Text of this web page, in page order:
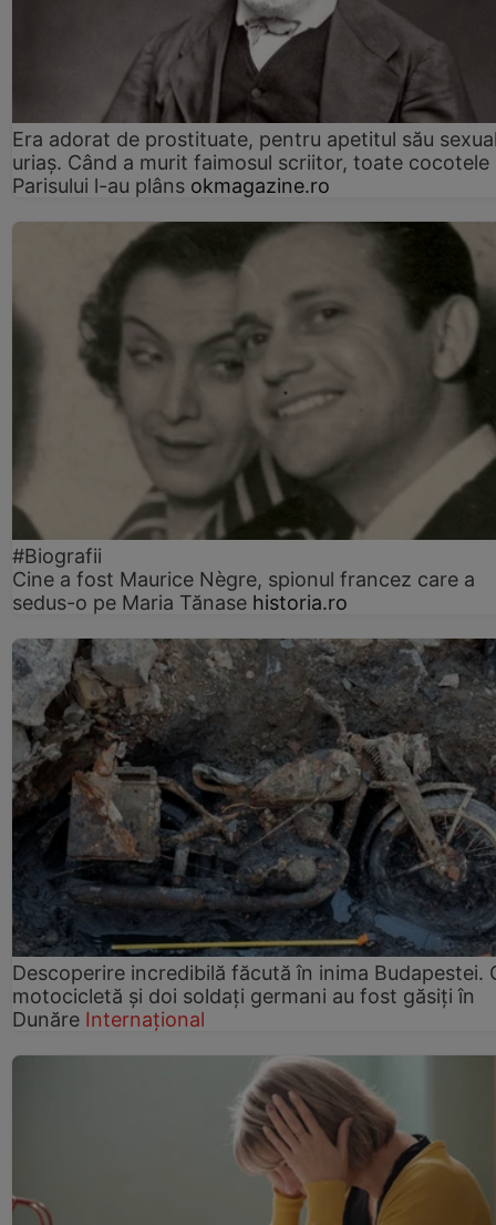
Era adorat de prostituate, pentru apetitul său
uriaș. Când a murit faimosul scriitor, toate cocotele
Parisului l-au plâns okmagazine.ro
#Biografii
Cine a fost Maurice Nègre, spionul francez care a
sedus-o pe Maria Tănase historia.ro
Descoperire incredibilă făcută în inima Budapestei.
motocicletă și doi soldați germani au fost găsiți în
Dunăre Internațional